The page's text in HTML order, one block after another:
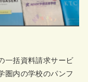
一括資料請求サービ
圏内の学校のパンフ